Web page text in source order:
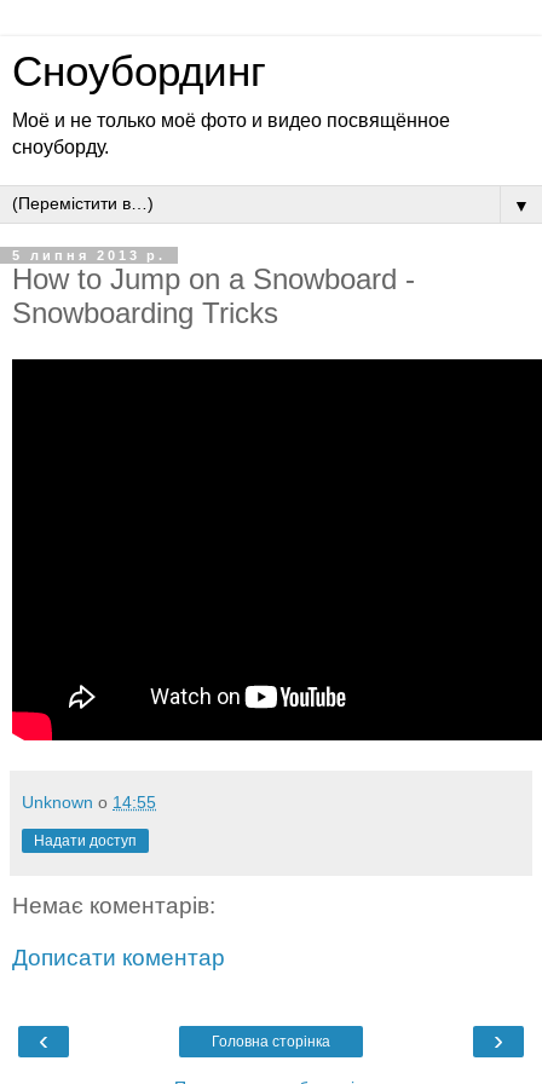
Сноубординг
Моё и не только моё фото и видео посвящённое
сноуборду.
▼
5 липня 2013 р.
How to Jump on a Snowboard -
Snowboarding Tricks
Unknown о 14:55
Надати доступ
Немає коментарів:
Дописати коментар
‹ ›
Головна сторінка